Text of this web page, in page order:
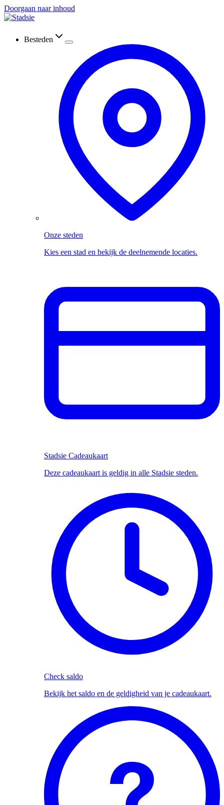
Doorgaan naar inhoud
Besteden
Onze steden
Kies een stad en bekijk de deelnemende locaties.
Stadsie Cadeaukaart
Deze cadeaukaart is geldig in alle Stadsie steden.
Check saldo
Bekijk het saldo en de geldigheid van je cadeaukaart.